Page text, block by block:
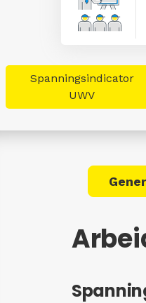
Spanningsindicator
UWV